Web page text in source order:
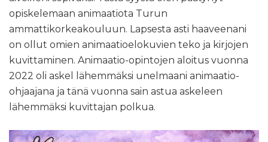
opiskelemaan animaatiota Turun
ammattikorkeakouluun. Lapsesta asti haaveenani
on ollut omien animaatioelokuvien teko ja kirjojen
kuvittaminen. Animaatio-opintojen aloitus vuonna
2022 oli askel lähemmäksi unelmaani animaatio-
ohjaajana ja tänä vuonna sain astua askeleen
lähemmäksi kuvittajan polkua.